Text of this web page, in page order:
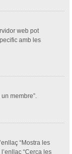
web pot
amb les
membre”.
“Mostra les
“Cerca les